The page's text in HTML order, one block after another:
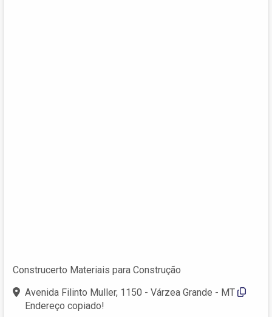
Construcerto Materiais para Construção
Avenida Filinto Muller, 1150 - Várzea Grande - MT
Endereço copiado!